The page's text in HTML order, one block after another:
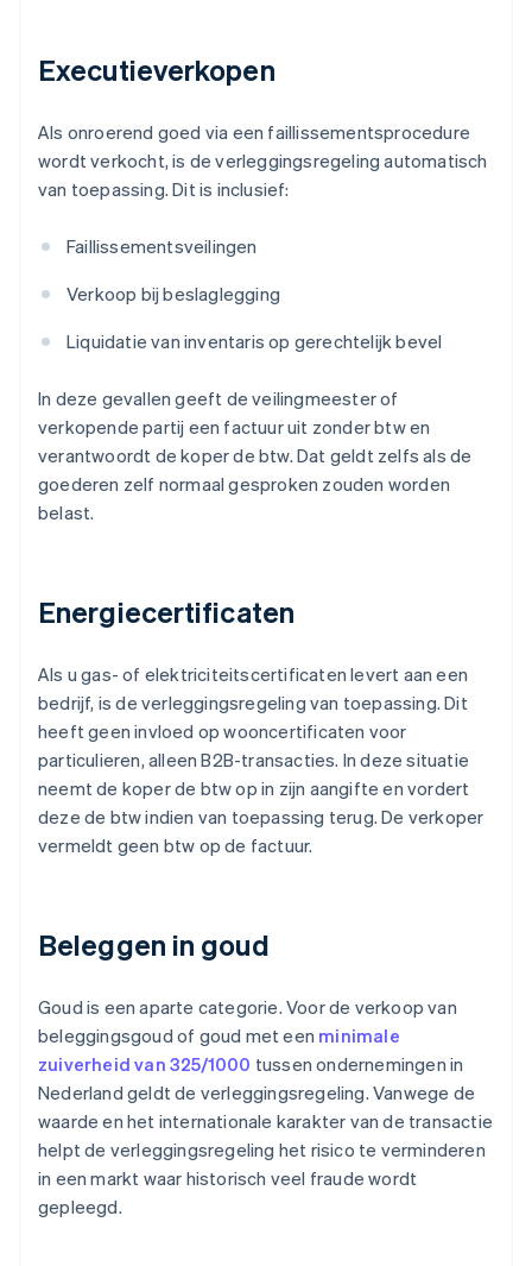
Executieverkopen
Als onroerend goed via een faillissementsprocedure
wordt verkocht, is de verleggingsregeling automatisch
van toepassing. Dit is inclusief:
Faillissementsveilingen
Verkoop bij beslaglegging
Liquidatie van inventaris op gerechtelijk bevel
In deze gevallen geeft de veilingmeester of
verkopende partij een factuur uit zonder btw en
verantwoordt de koper de btw. Dat geldt zelfs als de
goederen zelf normaal gesproken zouden worden
belast.
Energiecertificaten
Als u gas- of elektriciteitscertificaten levert aan een
bedrijf, is de verleggingsregeling van toepassing. Dit
heeft geen invloed op wooncertificaten voor
particulieren, alleen B2B-transacties. In deze situatie
neemt de koper de btw op in zijn aangifte en vordert
deze de btw indien van toepassing terug. De verkoper
vermeldt geen btw op de factuur.
Beleggen in goud
Goud is een aparte categorie. Voor de verkoop van
beleggingsgoud of goud met een minimale
zuiverheid van 325/1000 tussen ondernemingen in
Nederland geldt de verleggingsregeling. Vanwege de
waarde en het internationale karakter van de transactie
helpt de verleggingsregeling het risico te verminderen
in een markt waar historisch veel fraude wordt
gepleegd.